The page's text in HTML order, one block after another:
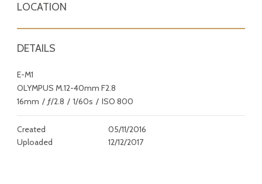
LOCATION
DETAILS
E-M1
OLYMPUS M.12-40mm F2.8
16mm / ƒ/2.8 / 1/60s / ISO 800
Created
05/11/2016
Uploaded
12/12/2017